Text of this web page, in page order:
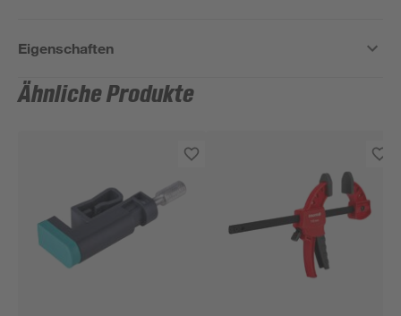
Eigenschaften
Ähnliche Produkte